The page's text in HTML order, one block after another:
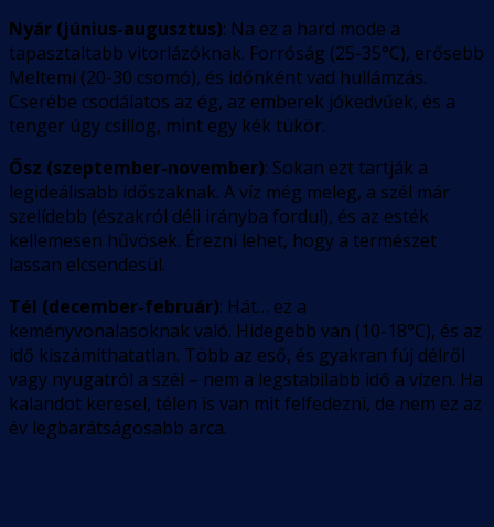
Nyár (június-augusztus): Na ez a hard mode a
tapasztaltabb vitorlázóknak. Forróság (25-35°C), erősebb
Meltemi (20-30 csomó), és időnként vad hullámzás.
Cserébe csodálatos az ég, az emberek jókedvűek, és a
tenger úgy csillog, mint egy kék tükör.
Ősz (szeptember-november): Sokan ezt tartják a
legideálisabb időszaknak. A víz még meleg, a szél már
szelídebb (északról déli irányba fordul), és az esték
kellemesen hűvösek. Érezni lehet, hogy a természet
lassan elcsendesül.
Tél (december-február): Hát… ez a
keményvonalasoknak való. Hidegebb van (10-18°C), és az
idő kiszámíthatatlan. Több az eső, és gyakran fúj délről
vagy nyugatról a szél – nem a legstabilabb idő a vízen. Ha
kalandot keresel, télen is van mit felfedezni, de nem ez az
év legbarátságosabb arca.